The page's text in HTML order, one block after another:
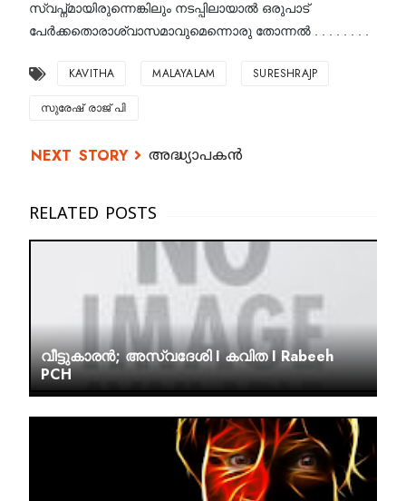
സ്വപ്ന്മായിരുന്നെങ്കിലും നടപ്പിലായാൽ ഒരുപാട്‌
പേർക്കതൊരാശ്വാസമാവുമെന്നൊരു തോന്നൽ . . . . . . . .
KAVITHA MALAYALAM SURESHRAJP
സുരേഷ് രാജ് പി
അദ്ധ്യാപകൻ
വീട്ടുകാരൻ; അസ്വദേശി I കവിത I Rabeeh
PCH